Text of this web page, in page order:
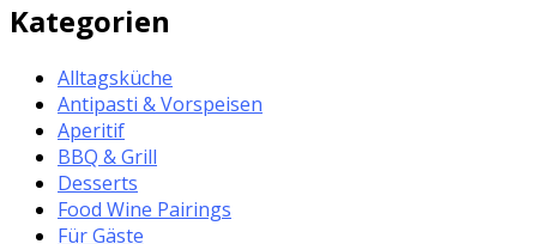
Kategorien
Alltagsküche
Antipasti & Vorspeisen
Aperitif
BBQ & Grill
Desserts
Food Wine Pairings
Für Gäste